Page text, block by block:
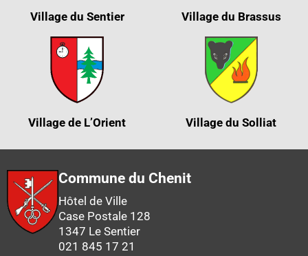
Village du Sentier Village du Brassus
Village de L’Orient Village du Solliat
Commune du Chenit
Hôtel de Ville
Case Postale 128
1347 Le Sentier
021 845 17 21